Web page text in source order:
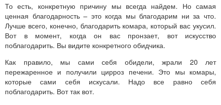
То есть, конкретную причину мы всегда найдем. Но самая
ценная благодарность – это когда мы благодарим ни за что.
Лучше всего, конечно, благодарить комара, который вас укусил.
Вот в момент, когда он вас пронзает, вот искусство
поблагодарить. Вы видите конкретного обидчика.
Как правило, мы сами себя обидели, жрали 20 лет
пережаренное и получили цирроз печени. Это мы комары,
которые сами себя искусали. Надо все равно себя
поблагодарить. Вот так вот.